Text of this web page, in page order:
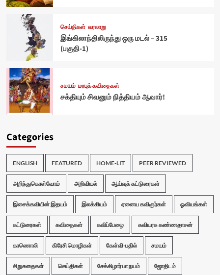
செய்திகள் வரலாறு
இங்கிலாந்திலிருந்து ஒரு மடல் – 315
(பகுதி-1)
சமயம் மரபுக் கவிதைகள்
சக்தியும் சிவனும் நித்தியம் ஆவார்!
Categories
ENGLISH FEATURED HOME-LIT PEER REVIEWED
அறிந்துகொள்வோம் அறிவியல் ஆய்வுக் கட்டுரைகள்
இசைக்கவியின் இதயம் இலக்கியம் ஏனைய கவிஞர்கள் ஓவியங்கள்
கட்டுரைகள் கவிதைகள் கவிப்பேழை கவியரசு கண்ணதாசன்
காணொலி கிரேசி மொழிகள் கேள்வி-பதில் சமயம்
சிறுகதைகள் செய்திகள் சேக்கிழார் பா நயம் ஜோதிடம்